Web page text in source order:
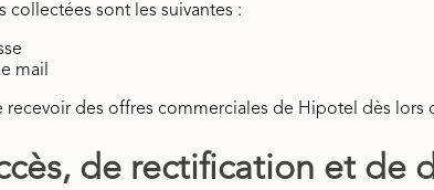
collectées sont les suivantes :
mail
recevoir des offres commerciales de Hipotel dès
de rectification et de